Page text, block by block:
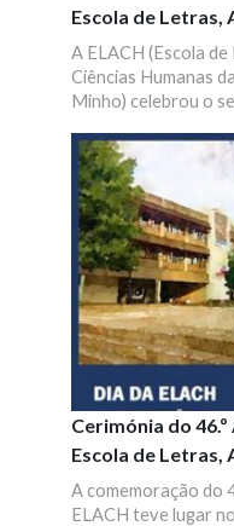
Escola de Letras,
Humanas
A ELACH (Escola
Ciências Humanas
Minho) celebrou o
sessão solene que
evocação do
Silva (1939–2022).
Cerimónia do
Escola de Letras,
Humanas
A comemoração do
ELACH teve lugar